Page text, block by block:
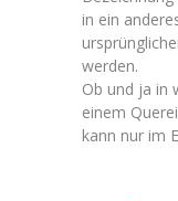
in ein
werden.
Ob und ja in
einem
kann nur im